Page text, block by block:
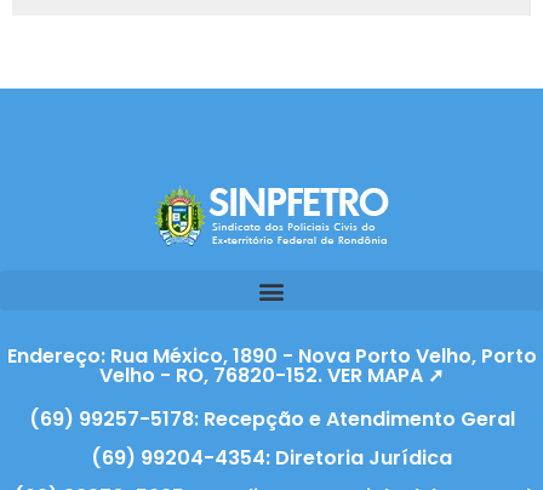
Endereço: Rua México, 1890 - Nova Porto Velho, Porto
Velho - RO, 76820-152. VER MAPA ➚
(69) 99257-5178: Recepção e Atendimento Geral
(69) 99204-4354: Diretoria Jurídica